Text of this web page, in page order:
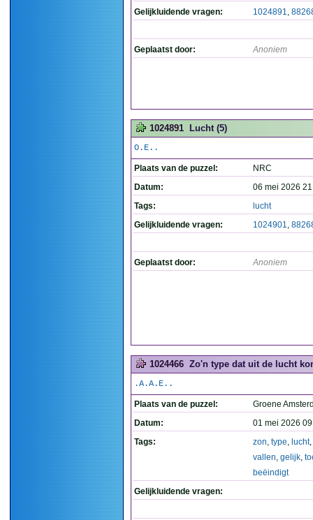
Gelijkluidende vragen:
1024891,
Geplaatst door: Anoniem
1024891 Lucht (5)
O.E..
Plaats van de puzzel:
NRC
Datum:
06 mei 2026
Tags:
lucht
Gelijkluidende vragen:
1024901,
Geplaatst door: Anoniem
1024466 Zo'n type dat uit de lucht
.A.A.E..
Plaats van de puzzel:
Groene
Datum:
01 mei 2026
Tags:
zon, type, lucht,
vallen, gelijk,
beëindigt
Gelijkluidende vragen: